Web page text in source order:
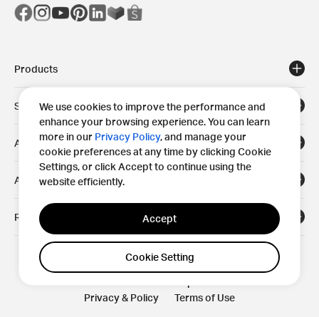
We use cookies to improve the performance and
enhance your browsing experience. You can learn
more in our Privacy Policy, and manage your
cookie preferences at any time by clicking Cookie
Settings, or click Accept to continue using the
website efficiently.
Cookie Setting
Accept
Products
Solutions
Areas
About
Resources
Privacy & Policy
Terms of Use